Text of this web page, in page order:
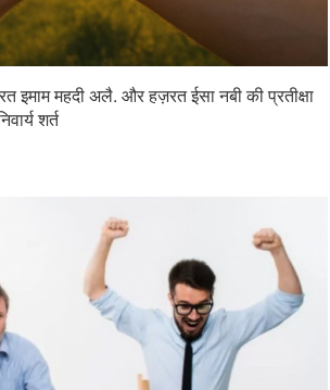
इमाम महदी अलै. और हज़रत ईसा नबी की प्रतीक्षा
शर्त